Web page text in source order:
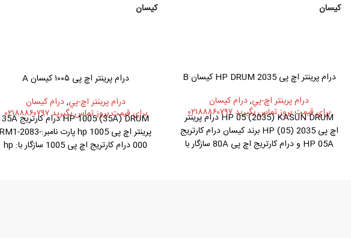
کیسان
درام پرینتر اچ پی 2035 HP DRUM کیسان B
درام پرينتر اچ-پي,درام کیسان
برای قیمت بروز تماس بگیرید ۰۲۱۸۸۸۶۰۷۹۷
HP 05 (2035) KASUN DRUM درام پرینتر
اچ پی 2035 (05) HP برند کیسان درام کارتریج
HP 05A و درام کارتریج اچ پی 80A سازگار با
کیسان
درام پرینتر اچ پی ۱۰۰۵ کیسان A
درام پرينتر اچ-پي,درام کیسان
برای قیمت بروز تماس بگیرید ۰۲۱۸۸۸۶۰۷۹۷
HP 1005 (35A) DRUM درام کارتریج 35A
پرینتر اچ پی hp 1005 پارت نامبر:RM1-2083-
000 درام کارتریج اچ پی 1005 سازگار با: hp